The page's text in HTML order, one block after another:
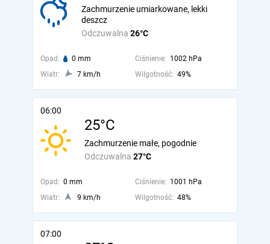
Odczuwalna 26°C
Zachmurzenie umiarkowane, lekki
deszcz
Opad: 0 mm Ciśnienie: 1002 hPa
Wiatr:
7 km/h Wilgotność: 49%
06:00
25°C
Odczuwalna 27°C
Zachmurzenie małe, pogodnie
Opad: 0 mm Ciśnienie: 1001 hPa
Wiatr:
9 km/h Wilgotność: 48%
07:00